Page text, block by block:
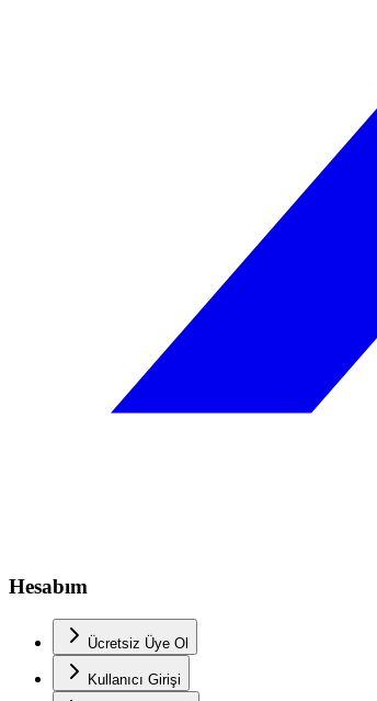
Hesabım
Ücretsiz Üye Ol
Kullanıcı Girişi